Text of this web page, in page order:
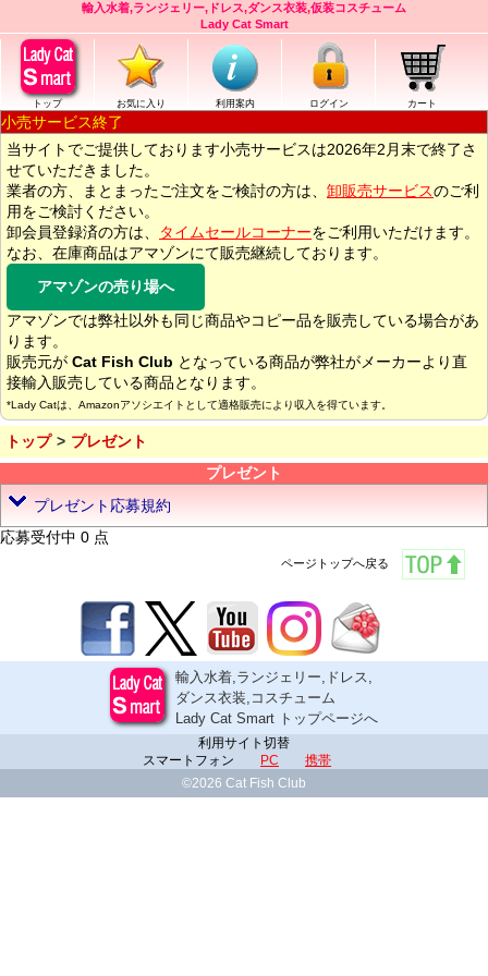
輸入水着,ランジェリー,ドレス,ダンス衣装,仮装コスチューム
Lady Cat Smart
トップ お気に入り 利用案内 ログイン カート
小売サービス終了
当サイトでご提供しております小売サービスは2026年2月末で終了さ
せていただきました。
業者の方、まとまったご注文をご検討の方は、 卸販売サービスのご利
用をご検討ください。
卸会員登録済の方は、
タイムセールコーナーをご利用いただけます。
なお、在庫商品はアマゾンにて販売継続しております。
アマゾンの売り場へ
アマゾンでは弊社以外も同じ商品やコピー品を販売している場合があ
ります。
販売元が Cat Fish Club となっている商品が弊社がメーカーより直
接輸入販売している商品となります。
*Lady Catは、Amazonアソシエイトとして適格販売により収入を得ています。
トップ
プレゼント
プレゼント
プレゼント応募規約
応募受付中 0 点
ページトップへ戻る
輸入水着,ランジェリー,ドレス,
ダンス衣装,コスチューム
Lady Cat Smart トップページへ
利用サイト切替
スマートフォン
PC
携帯
©2026 Cat Fish Club